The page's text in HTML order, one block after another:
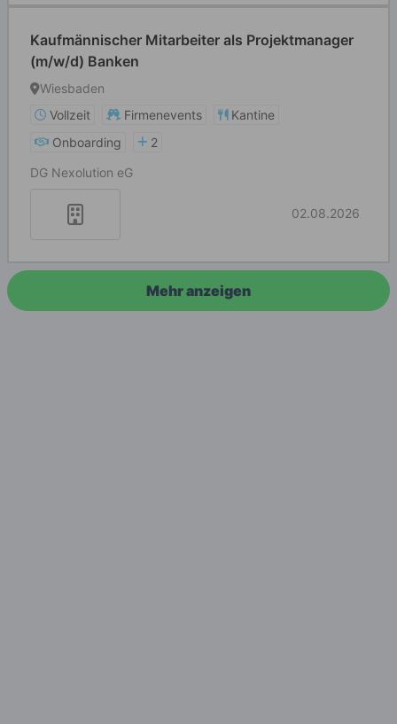
Kaufmännischer Mitarbeiter als Projektmanager
(m/w/d) Banken
Wiesbaden
Vollzeit
Firmenevents
Kantine
Onboarding
2
DG Nexolution eG
02.08.2026
Mehr anzeigen